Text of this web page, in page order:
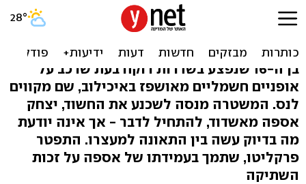
הפגע וברח בת"א: הנער במצב
אנוש, הכדורגלן עדיין שותק
בן ה-16 שנפצע בשדרות רוקח בעת שרכב על
אופניים חשמליים מאושפז באיכילוב, שם מקווים
לנס. המשטרה מנסה לשכנע את החשוד, יצחק
אספה מאשדוד, להתחיל לדבר - אך אינה יודעת
מה בדיוק עשה בין התאונה למעצרו. התפטר
פרקליטו, שתמך בעמידתו של אספה על זכות
השתיקה